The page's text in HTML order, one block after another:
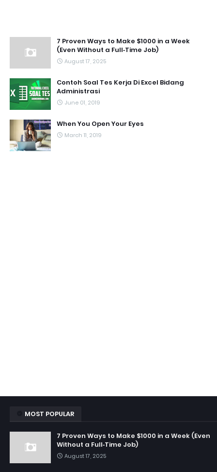
7 Proven Ways to Make $1000 in a Week
(Even Without a Full‑Time Job)
August 17, 2025
Contoh Soal Tes Kerja Di Excel Bidang
Administrasi
June 01, 2019
When You Open Your Eyes
March 11, 2019
MOST POPULAR
7 Proven Ways to Make $1000 in a Week (Even
Without a Full‑Time Job)
August 17, 2025